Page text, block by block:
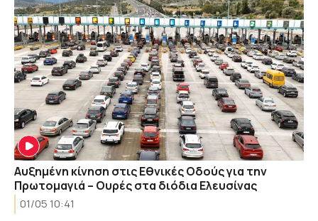
Αυξημένη κίνηση στις Εθνικές Οδούς για την
Πρωτομαγιά – Ουρές στα διόδια Ελευσίνας
01/05 10:41